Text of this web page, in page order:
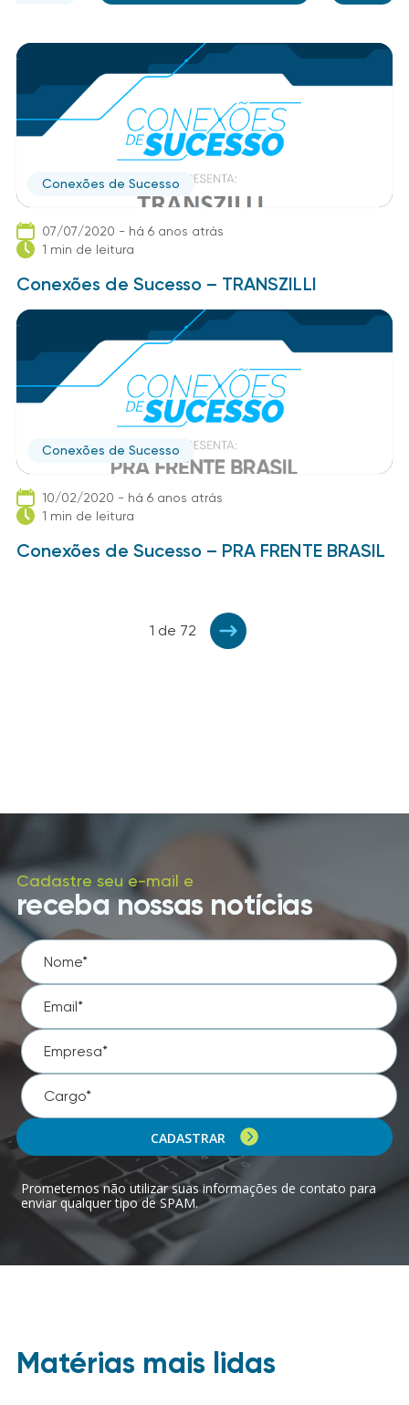
Conexões de Sucesso
07/07/2020 - há 6 anos atrás
1 min de leitura
Conexões de Sucesso – TRANSZILLI
Conexões de Sucesso
10/02/2020 - há 6 anos atrás
1 min de leitura
Conexões de Sucesso – PRA FRENTE BRASIL
1 de 72
Cadastre seu e-mail e
receba nossas notícias
CADASTRAR
Prometemos não utilizar suas informações de contato para
enviar qualquer tipo de SPAM.
Matérias mais lidas